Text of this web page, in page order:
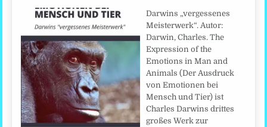
Darwins „vergessenes
Meisterwerk“. Autor:
Darwin, Charles. The
Expression of the
Emotions in Man and
Animals (Der Ausdruck
von Emotionen bei
Mensch und Tier) ist
Charles Darwins drittes
großes Werk zur